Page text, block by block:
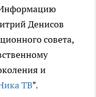
Денисов
совета,
и
ТВ".